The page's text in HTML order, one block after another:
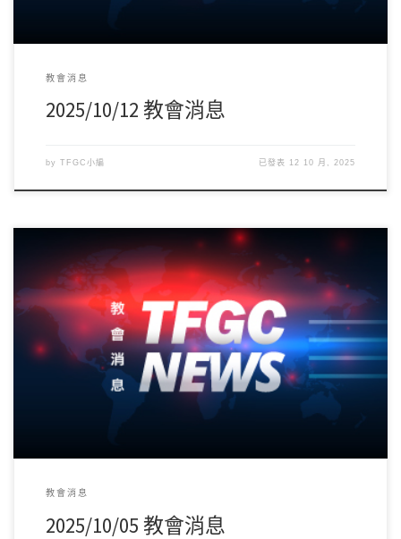
教會消息
2025/10/12 教會消息
by TFGC小編 已發表 12 10 月, 2025
台北純福音教會主日第三堂自今年10月份開始，為了提昇聚會品
質，主日聚會開始15分之後將不再開放入場， […]
教會消息
2025/10/05 教會消息